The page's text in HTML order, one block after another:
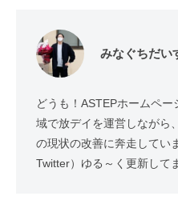
みなぐちだい
どうも！ASTEPホームペ
域で放デイを運営しながら
の現状の改善に奔走してい
Twitter）ゆる～く更新し